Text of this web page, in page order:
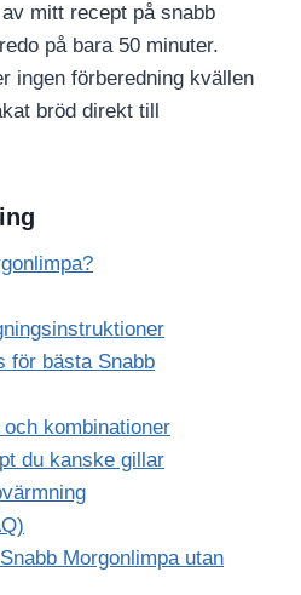
mitt recept på snabb
på bara 50 minuter.
ingen förberedning kvällen
bröd direkt till
för bästa Snabb
kombinationer
du kanske gillar
Morgonlimpa utan